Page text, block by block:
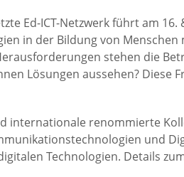
Ed-ICT-Netzwerk führt am
in der Bildung von
stehen die
Lösungen aussehen?
internationale renommierte
und
Technologien. Details